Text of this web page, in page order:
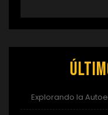
Explorando la